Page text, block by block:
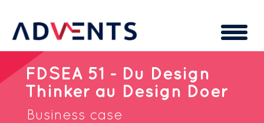
FDSEA 51 - Du Design
Thinker au Design Doer
Business case